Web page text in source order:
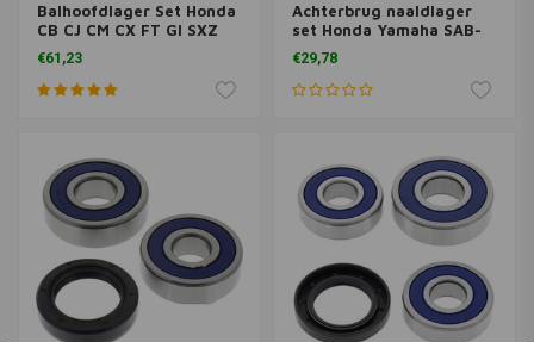
Balhoofdlager Set Honda
CB CJ CM CX FT Gl SXZ
VT XBR XL
€61,23
Achterbrug naaldlager
set Honda Yamaha SAB-
101
€29,78